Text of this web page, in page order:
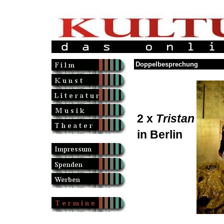
Doppelbesprechung
2 x Tristan
in Berlin